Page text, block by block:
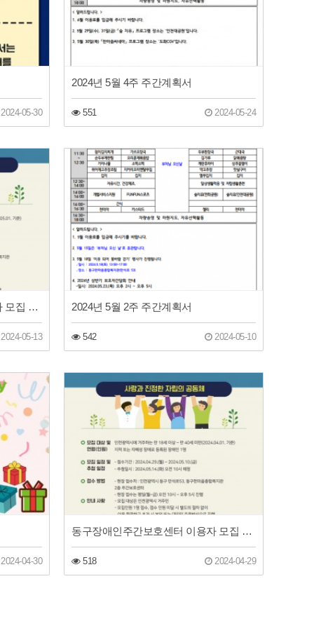
05-30
2024년 5월 4주 주간계획서
551 2024-05-24
동구장애인주간보호센터 이용자 모집 재공고 안내
05-13
2024년 5월 2주 주간계획서
542 2024-05-10
04-30
동구장애인주간보호센터 이용자 모집 재공고 안내
518 2024-04-29